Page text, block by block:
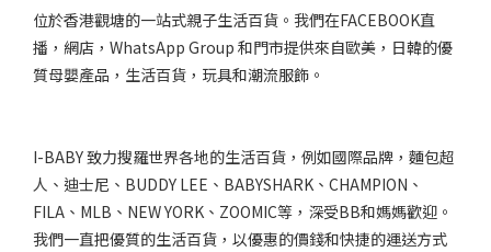
位於香港觀塘的一站式親子生活百貨。我們在FACEBOOK直
播，網店，WhatsApp Group 和門市提供來自歐美，日韓的優
質母嬰產品，生活百貨，玩具和潮流服飾。
I-BABY 致力搜羅世界各地的生活百貨，例如國際品牌，麵包超
人、迪士尼、BUDDY LEE、BABYSHARK、CHAMPION、
FILA、MLB、NEW YORK、ZOOMIC等，深受BB和媽媽歡迎。
我們一直把優質的生活百貨，以優惠的價錢和快捷的運送方式